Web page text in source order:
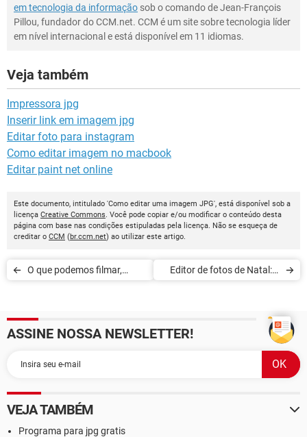
em tecnologia da informação sob o comando de Jean-François
Pillou, fundador do CCM.net. CCM é um site sobre tecnologia líder
em nível internacional e está disponível em 11 idiomas.
Veja também
Impressora jpg
Inserir link em imagem jpg
Editar foto para instagram
Como editar imagem no macbook
Editar paint net online
Este documento, intitulado 'Como editar uma imagem JPG', está disponível sob a
licença Creative Commons. Você pode copiar e/ou modificar o conteúdo desta
página com base nas condições estipuladas pela licença. Não se esqueça de
creditar o CCM (br.ccm.net) ao utilizar este artigo.
O que podemos filmar,
Editor de fotos de Natal: 5
ASSINE NOSSA NEWSLETTER!
VEJA TAMBÉM
Programa para jpg gratis